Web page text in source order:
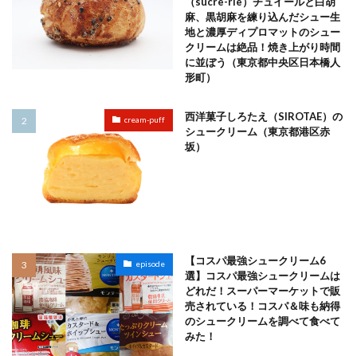
麻、黒胡麻を練り込んだシュー生
地と濃厚ディプロマットのシュー
クリームは絶品！焼き上がり時間
に並ぼう（東京都中央区日本橋人
形町）
cream-puff
西洋菓子しろたえ（SIROTAE）の
シュークリーム（東京都港区赤
坂）
episode
【コスパ最強シュークリーム6
選】コスパ最強シュークリームは
どれだ！スーパーマーケットで販
売されている！コスパ＆味も納得
のシュークリームを調べて食べて
みた！